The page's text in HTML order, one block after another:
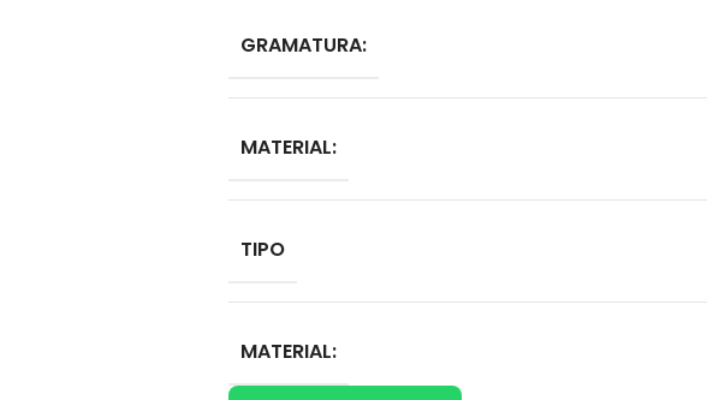
GRAMATURA:
MATERIAL:
TIPO
MATERIAL: